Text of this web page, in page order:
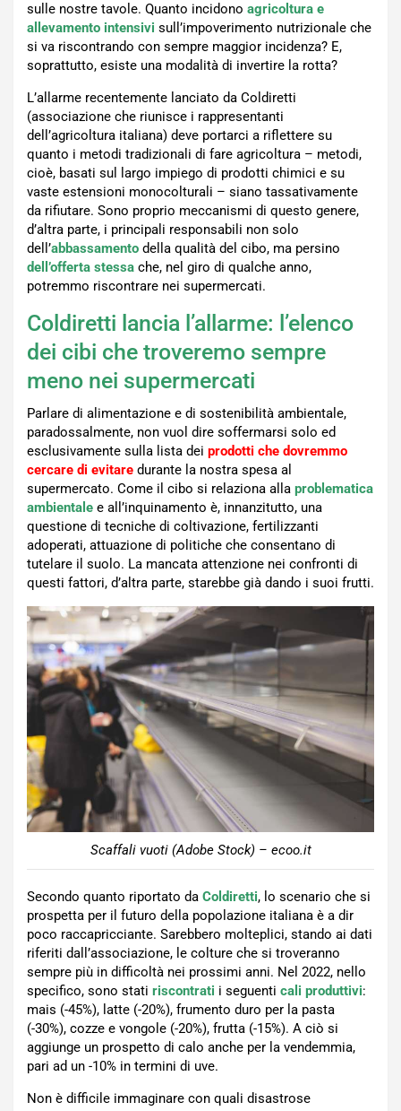
sulle nostre tavole. Quanto incidono agricoltura e
allevamento intensivi sull’impoverimento nutrizionale che
si va riscontrando con sempre maggior incidenza? E,
soprattutto, esiste una modalità di invertire la rotta?
L’allarme recentemente lanciato da Coldiretti
(associazione che riunisce i rappresentanti
dell’agricoltura italiana) deve portarci a riflettere su
quanto i metodi tradizionali di fare agricoltura – metodi,
cioè, basati sul largo impiego di prodotti chimici e su
vaste estensioni monocolturali – siano tassativamente
da rifiutare. Sono proprio meccanismi di questo genere,
d’altra parte, i principali responsabili non solo
dell’abbassamento della qualità del cibo, ma persino
dell’offerta stessa che, nel giro di qualche anno,
potremmo riscontrare nei supermercati.
Coldiretti lancia l’allarme: l’elenco
dei cibi che troveremo sempre
meno nei supermercati
Parlare di alimentazione e di sostenibilità ambientale,
paradossalmente, non vuol dire soffermarsi solo ed
esclusivamente sulla lista dei prodotti che dovremmo
cercare di evitare durante la nostra spesa al
supermercato. Come il cibo si relaziona alla problematica
ambientale e all’inquinamento è, innanzitutto, una
questione di tecniche di coltivazione, fertilizzanti
adoperati, attuazione di politiche che consentano di
tutelare il suolo. La mancata attenzione nei confronti di
questi fattori, d’altra parte, starebbe già dando i suoi frutti.
Scaffali vuoti (Adobe Stock) – ecoo.it
Secondo quanto riportato da Coldiretti, lo scenario che si
prospetta per il futuro della popolazione italiana è a dir
poco raccapricciante. Sarebbero molteplici, stando ai dati
riferiti dall’associazione, le colture che si troveranno
sempre più in difficoltà nei prossimi anni. Nel 2022, nello
specifico, sono stati riscontrati i seguenti cali produttivi:
mais (-45%), latte (-20%), frumento duro per la pasta
(-30%), cozze e vongole (-20%), frutta (-15%). A ciò si
aggiunge un prospetto di calo anche per la vendemmia,
pari ad un -10% in termini di uve.
Non è difficile immaginare con quali disastrose